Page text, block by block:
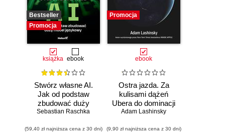
Bestseller
Promocja
książka ebook
Stwórz własne AI.
Jak od podstaw
zbudować duży
model językowy
Sebastian Raschka
(59,40 zł najniższa cena z 30 dni)
Promocja
ebook
Ostra jazda. Za
kulisami dążeń
Ubera do dominacji
na świecie
Adam Lashinsky
(9,90 zł najniższa cena z 30 dni)